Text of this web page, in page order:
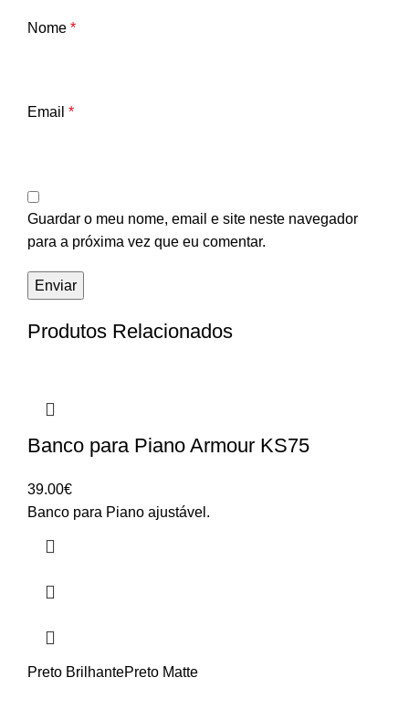
Nome *
Email *
Guardar o meu nome, email e site neste navegador
para a próxima vez que eu comentar.
Produtos Relacionados
Banco para Piano Armour KS75
39.00€
Banco para Piano ajustável.
Preto BrilhantePreto Matte